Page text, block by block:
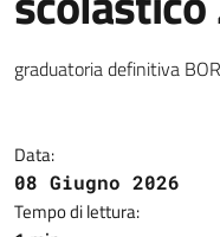
graduatoria definitiva
Data:
08 Giugno 2026
Tempo di lettura: